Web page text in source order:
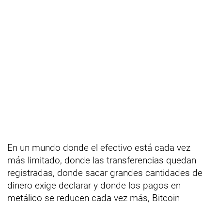
En un mundo donde el efectivo está cada vez
más limitado, donde las transferencias quedan
registradas, donde sacar grandes cantidades de
dinero exige declarar y donde los pagos en
metálico se reducen cada vez más, Bitcoin